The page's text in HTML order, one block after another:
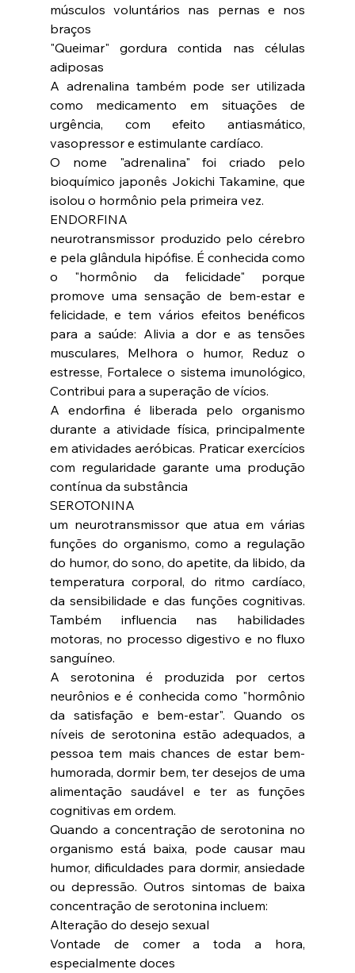
músculos voluntários nas pernas e nos
braços
"Queimar" gordura contida nas células
adiposas
A adrenalina também pode ser utilizada
como medicamento em situações de
urgência, com efeito antiasmático,
vasopressor e estimulante cardíaco.
O nome "adrenalina" foi criado pelo
bioquímico japonês Jokichi Takamine, que
isolou o hormônio pela primeira vez.
ENDORFINA
neurotransmissor produzido pelo cérebro
e pela glândula hipófise. É conhecida como
o "hormônio da felicidade" porque
promove uma sensação de bem-estar e
felicidade, e tem vários efeitos benéficos
para a saúde: Alivia a dor e as tensões
musculares, Melhora o humor, Reduz o
estresse, Fortalece o sistema imunológico,
Contribui para a superação de vícios.
A endorfina é liberada pelo organismo
durante a atividade física, principalmente
em atividades aeróbicas. Praticar exercícios
com regularidade garante uma produção
contínua da substância
SEROTONINA
um neurotransmissor que atua em várias
funções do organismo, como a regulação
do humor, do sono, do apetite, da libido, da
temperatura corporal, do ritmo cardíaco,
da sensibilidade e das funções cognitivas.
Também influencia nas habilidades
motoras, no processo digestivo e no fluxo
sanguíneo.
A serotonina é produzida por certos
neurônios e é conhecida como "hormônio
da satisfação e bem-estar". Quando os
níveis de serotonina estão adequados, a
pessoa tem mais chances de estar bem-
humorada, dormir bem, ter desejos de uma
alimentação saudável e ter as funções
cognitivas em ordem.
Quando a concentração de serotonina no
organismo está baixa, pode causar mau
humor, dificuldades para dormir, ansiedade
ou depressão. Outros sintomas de baixa
concentração de serotonina incluem:
Alteração do desejo sexual
Vontade de comer a toda a hora,
especialmente doces